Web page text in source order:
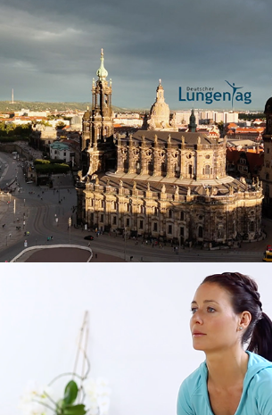
Lungentag Livestream
Deutsche Atemwegsliga